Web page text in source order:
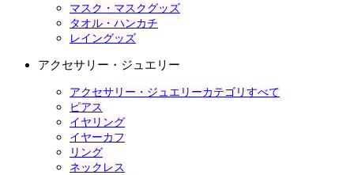
マスク・マスクグッズ
タオル・ハンカチ
レイングッズ
アクセサリー・ジュエリー
アクセサリー・ジュエリーカテゴリすべて
ピアス
イヤリング
イヤーカフ
リング
ネックレス